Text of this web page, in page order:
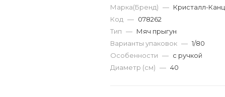
Марка(Бренд) — Кристалл-Канц
Код — 078262
Тип — Мяч прыгун
Варианты упаковок — 1/80
Особенности — с ручкой
Диаметр (см) — 40